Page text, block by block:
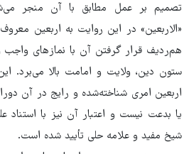
تصمیم بر عمل مطابق با آن منجر
«الاربعین» در این روایت به اربعین
هم‌ردیف قرار گرفتن آن با نمازهای واجب
ستون دین، ولایت و امامت بالا می‌برد.
اربعین امری شناخته‌شده و رایج در آن
یا بدعت نیست و اعتبار آن نیز با
شیخ مفید و علامه حلی تأیید شده است.